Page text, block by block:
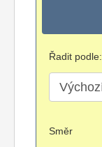
Řadit podle:
Směr